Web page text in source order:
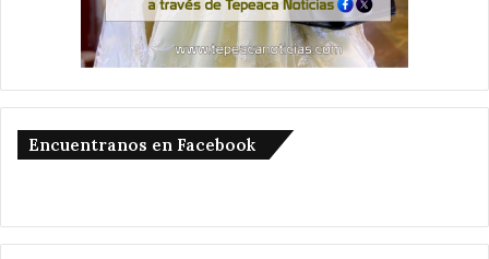
Encuentranos en Facebook